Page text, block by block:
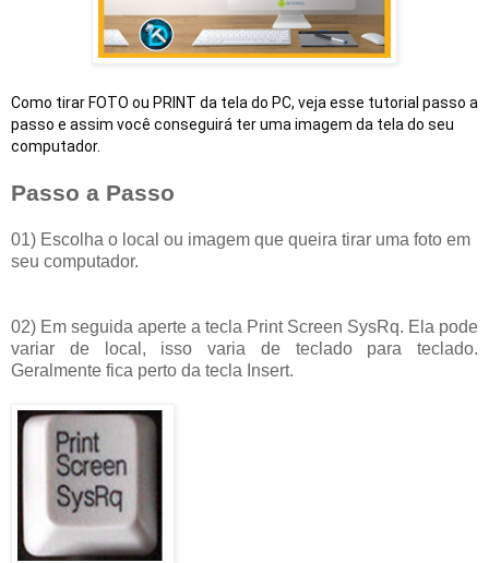
Como tirar FOTO ou PRINT da tela do PC, veja esse tutorial passo a
passo e assim você conseguirá ter uma imagem da tela do seu
computador.
Passo a Passo
01) Escolha o local ou imagem que queira tirar uma foto em
seu computador.
02) Em seguida aperte a tecla Print Screen SysRq. Ela pode
variar de local, isso varia de teclado para teclado.
Geralmente fica perto da tecla Insert.